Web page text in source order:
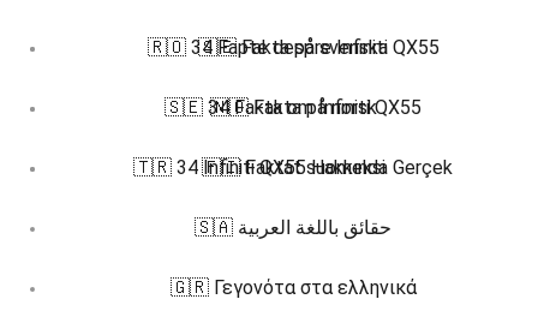
🇷🇴 34 Fapte despre Infiniti QX55
🇸🇪 34 Fakta om Infiniti QX55
🇹🇷 34 Infiniti QX55 Hakkında Gerçek
🇸🇪 Fakta på svenska
🇳🇴 Fakta på norsk
🇫🇮 Faktat suomeksi
🇸🇦 حقائق باللغة العربية
🇬🇷 Γεγονότα στα ελληνικά